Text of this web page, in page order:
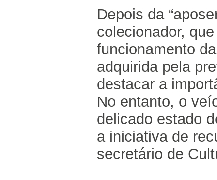
Depois da
colecionador,
funcionamento
adquirida pela
destacar a
No entanto, o
delicado estado
a iniciativa de
secretário de